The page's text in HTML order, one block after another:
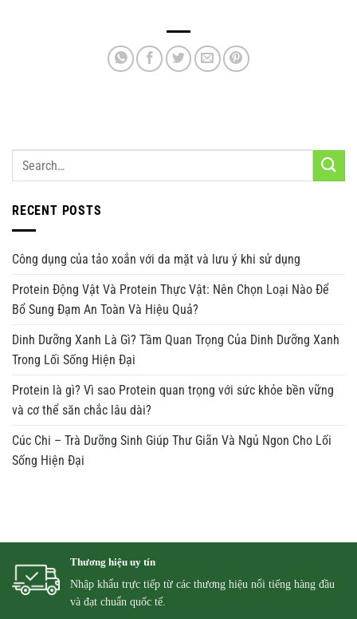
RECENT POSTS
Công dụng của tảo xoắn với da mặt và lưu ý khi sử dụng
Protein Động Vật Và Protein Thực Vật: Nên Chọn Loại Nào Để
Bổ Sung Đạm An Toàn Và Hiệu Quả?
Dinh Dưỡng Xanh Là Gì? Tầm Quan Trọng Của Dinh Dưỡng Xanh
Trong Lối Sống Hiện Đại
Protein là gì? Vì sao Protein quan trọng với sức khỏe bền vững
và cơ thể săn chắc lâu dài?
Cúc Chi – Trà Dưỡng Sinh Giúp Thư Giãn Và Ngủ Ngon Cho Lối
Sống Hiện Đại
Thương hiệu uy tín
Nhập khẩu trực tiếp từ các thương hiệu nổi tiếng hàng đầu
và đạt chuẩn quốc tế.